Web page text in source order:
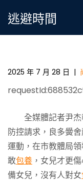
逃避時間
市教體局專
2025 年 7 月 28 日 |
全媒體記者尹
防控請求，良多黌
運動，在市教體局
敢包養 ，女兒才更
備女兒，沒有人對女